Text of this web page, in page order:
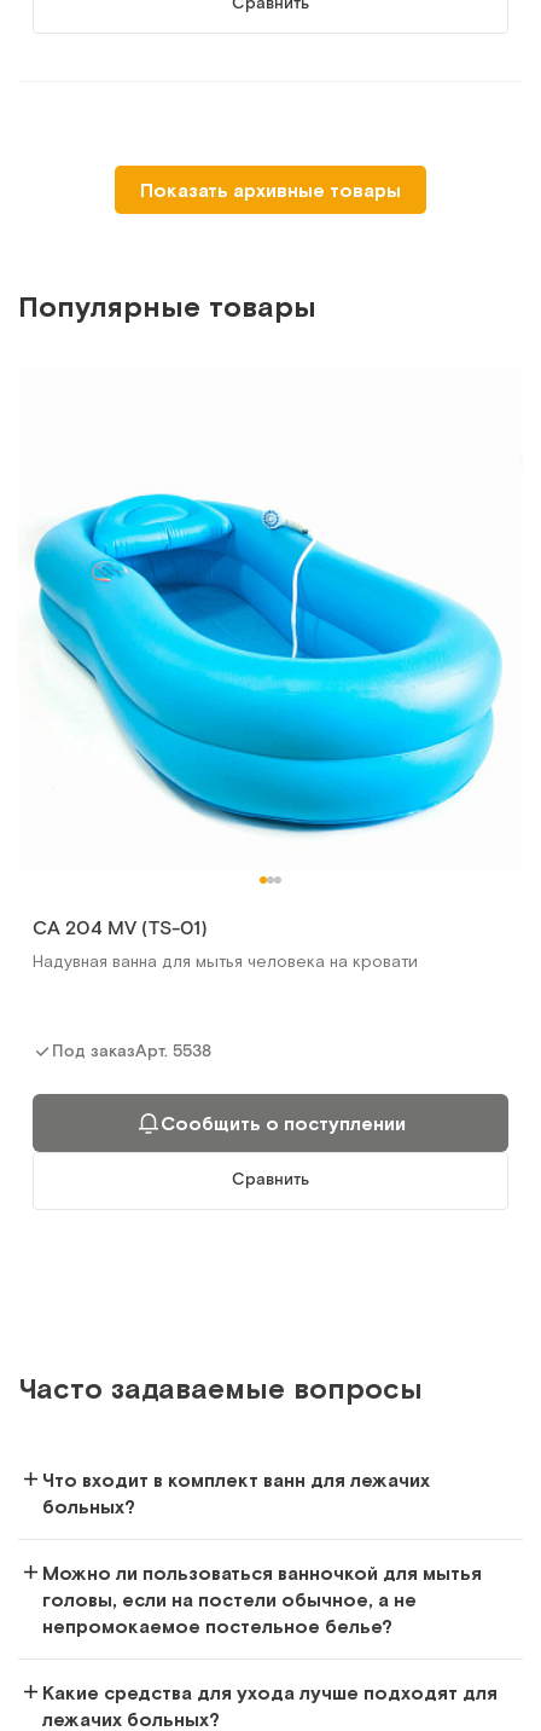
MET BAGS (упаковка 20 шт)
Сменные пакеты для кроватей с туалетом
Сообщить о поступлении
Пластыри противопролежневые гидроколлоидные
Сообщить о поступлении
Каркасная складная ванна
Под заказАрт.20290
Сравнить
Показать архивные товары
Популярные товары
CA 204 MV (TS-01)
Надувная ванна для мытья человека на кровати
Под заказАрт. 5538
Сообщить о поступлении
Сравнить
Часто задаваемые вопросы
Что входит в комплект ванн для лежачих
больных?
Можно ли пользоваться ванночкой для мытья
головы, если на постели обычное, а не
непромокаемое постельное белье?
Какие средства для ухода лучше подходят для
лежачих больных?